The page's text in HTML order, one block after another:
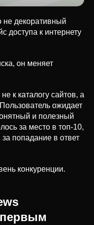
не декоративный
доступа к интернету
он меняет
к каталогу сайтов, а
ожидает
и полезный
за место в топ-10,
попадание в ответ
конкуренции.